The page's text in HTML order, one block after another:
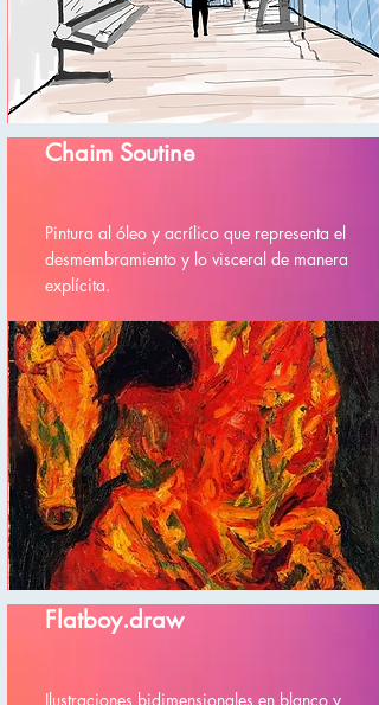
Chaim Soutine
Pintura al óleo y acrílico que representa el
desmembramiento y lo visceral de manera
explícita.
Flatboy.draw
Ilustraciones bidimensionales en blanco y